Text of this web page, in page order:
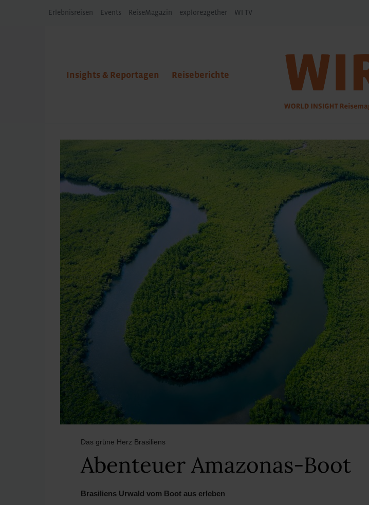
Erlebnisreisen Events ReiseMagazin explore2gether WI TV
Insights & Reportagen Reiseberichte
Das grüne Herz Brasiliens
Abenteuer Amazonas-Boot
Brasiliens Urwald vom Boot aus erleben